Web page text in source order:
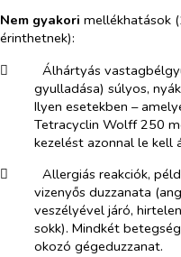
Nem gyakori mellékhatások
érinthetnek):
​
Álhártyás
gyulladása) súlyos,
Ilyen esetekben –
Tetracyclin Wolff 250
kezelést azonnal le kell
​
Allergiás reakciók,
vizenyős duzzanata
veszélyével járó,
sokk). Mindkét
okozó gégeduzzanat.